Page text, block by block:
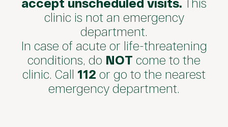
clinic is not an emergency
department.
In case of acute or life-threatening
conditions, do NOT come to the
clinic. Call 112 or go to the nearest
emergency department.